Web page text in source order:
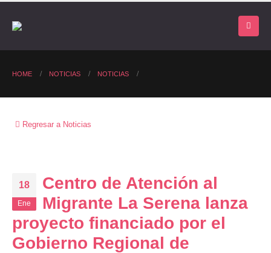
HOME NOTICIAS NOTICIAS
Regresar a Noticias
18
Ene
Centro de Atención al
Migrante La Serena lanza
proyecto financiado por el
Gobierno Regional de